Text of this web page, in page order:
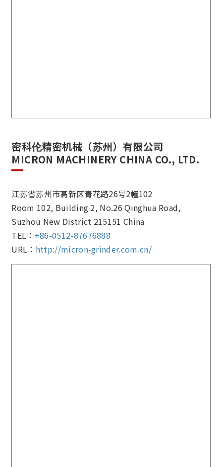
密科伦精密机械（苏州）有限公司
MICRON MACHINERY CHINA CO., LTD.
江苏省苏州市高新区青花路26号2幢102
Room 102, Building 2, No.26 Qinghua Road,
Suzhou New District 215151 China
TEL： +86-0512-87676888
URL： http://micron-grinder.com.cn/